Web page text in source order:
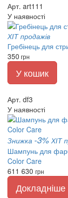
Арт. art111
У наявності
ХІТ продажів
Гребінець для
350 грн
У кошик
Арт. df3
У наявності
Знижка -3% ХІТ
Шампунь для
Color Care
611 630 грн
Докладніше